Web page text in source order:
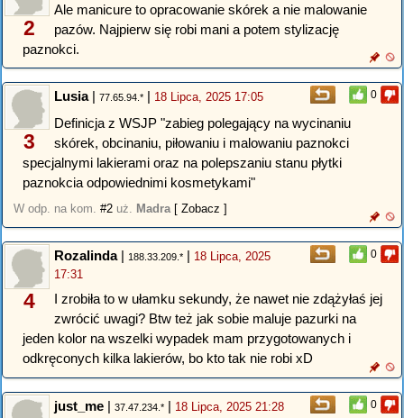
2
Ale manicure to opracowanie skórek a nie malowanie
pazów. Najpierw się robi mani a potem stylizację
paznokci.
0
3
Lusia| 77.65.94.* | 18 Lipca, 2025 17:05
Definicja z WSJP "zabieg polegający na wycinaniu
skórek, obcinaniu, piłowaniu i malowaniu paznokci
specjalnymi lakierami oraz na polepszaniu stanu płytki
paznokcia odpowiednimi kosmetykami"
W odp. na kom. #2 uż. Madra [ Zobacz ]
0
4
Rozalinda| 188.33.209.* | 18 Lipca, 2025
17:31
I zrobiła to w ułamku sekundy, że nawet nie zdążyłaś jej
zwrócić uwagi? Btw też jak sobie maluje pazurki na
jeden kolor na wszelki wypadek mam przygotowanych i
odkręconych kilka lakierów, bo kto tak nie robi xD
0
just_me | 37.47.234.* | 18 Lipca, 2025 21:28